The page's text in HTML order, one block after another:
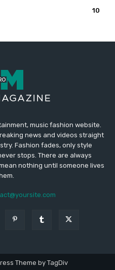
10
music fashion website.
news and videos straight
Fashion fades, only style
stops. There are always
nothing until someone lives
Theme by TagDiv